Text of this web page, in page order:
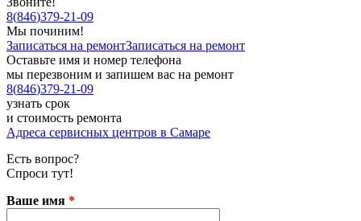
8(846)379-21-09
Мы починим!
Записаться на ремонтЗаписаться на ремонт
Оставьте имя и номер телефона
мы перезвоним и запишем вас на ремонт
8(846)379-21-09
узнать срок
и стоимость ремонта
Адреса сервисных центров в Самаре
Есть вопрос?
Спроси тут!
Ваше имя *